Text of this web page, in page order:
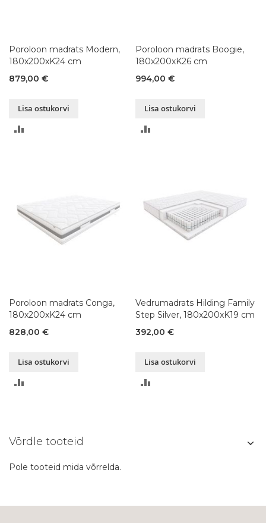
Poroloon madrats Modern,
180x200xK24 cm
879,00 €
Lisa ostukorvi
Poroloon madrats Boogie,
180x200xK26 cm
994,00 €
Lisa ostukorvi
Poroloon madrats Conga,
180x200xK24 cm
828,00 €
Lisa ostukorvi
Vedrumadrats Hilding Family
Step Silver, 180x200xK19 cm
392,00 €
Lisa ostukorvi
Võrdle tooteid
Pole tooteid mida võrrelda.